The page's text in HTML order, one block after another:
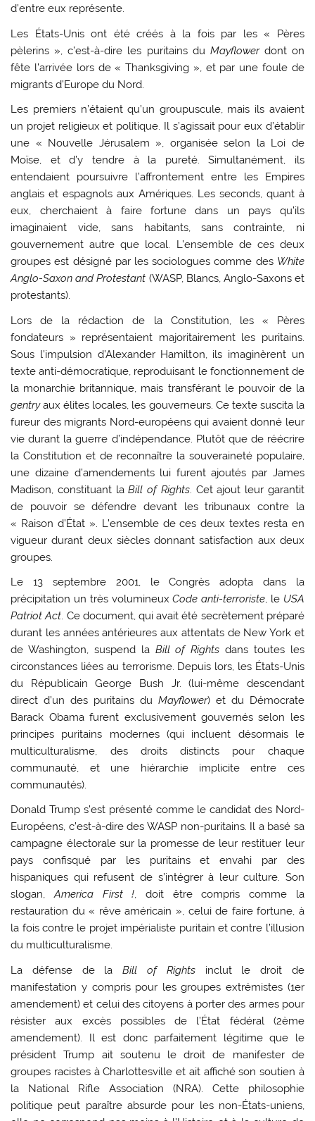
d’entre eux représente.
Les États-Unis ont été créés à la fois par les « Pères
pèlerins », c’est-à-dire les puritains du Mayflowerdont on
fête l’arrivée lors de « Thanksgiving », et par une foule de
migrants d’Europe du Nord.
Les premiers n’étaient qu’un groupuscule, mais ils avaient
un projet religieux et politique. Il s’agissait pour eux d’établir
une « Nouvelle Jérusalem », organisée selon la Loi de
Moïse, et d’y tendre à la pureté. Simultanément, ils
entendaient poursuivre l’affrontement entre les Empires
anglais et espagnols aux Amériques. Les seconds, quant à
eux, cherchaient à faire fortune dans un pays qu’ils
imaginaient vide, sans habitants, sans contrainte, ni
gouvernement autre que local. L’ensemble de ces deux
groupes est désigné par les sociologues comme des White
Anglo-Saxon and Protestant (WASP, Blancs, Anglo-Saxons et
protestants).
Lors de la rédaction de la Constitution, les « Pères
fondateurs » représentaient majoritairement les puritains.
Sous l’impulsion d’Alexander Hamilton, ils imaginèrent un
texte anti-démocratique, reproduisant le fonctionnement de
la monarchie britannique, mais transférant le pouvoir de la
gentryaux élites locales, les gouverneurs. Ce texte suscita la
fureur des migrants Nord-européens qui avaient donné leur
vie durant la guerre d’indépendance. Plutôt que de réécrire
la Constitution et de reconnaître la souveraineté populaire,
une dizaine d’amendements lui furent ajoutés par James
Madison, constituant laBill of Rights. Cet ajout leur garantit
de pouvoir se défendre devant les tribunaux contre la
« Raison d’État ». L’ensemble de ces deux textes resta en
vigueur durant deux siècles donnant satisfaction aux deux
groupes.
Le 13 septembre 2001, le Congrès adopta dans la
précipitation un très volumineuxCode anti-terroriste, le USA
Patriot Act. Ce document, qui avait été secrètement préparé
durant les années antérieures aux attentats de New York et
de Washington, suspend la Bill of Rights dans toutes les
circonstances liées au terrorisme. Depuis lors, les États-Unis
du Républicain George Bush Jr. (lui-même descendant
direct d’un des puritains du Mayflower) et du Démocrate
Barack Obama furent exclusivement gouvernés selon les
principes puritains modernes (qui incluent désormais le
multiculturalisme, des droits distincts pour chaque
communauté, et une hiérarchie implicite entre ces
communautés).
Donald Trump s’est présenté comme le candidat des Nord-
Européens, c’est-à-dire des WASP non-puritains. Il a basé sa
campagne électorale sur la promesse de leur restituer leur
pays confisqué par les puritains et envahi par des
hispaniques qui refusent de s’intégrer à leur culture. Son
slogan,America First !, doit être compris comme la
restauration du « rêve américain », celui de faire fortune, à
la fois contre le projet impérialiste puritain et contre l’illusion
du multiculturalisme.
La défense de laBill of Rightsinclut le droit de
manifestation y compris pour les groupes extrémistes (1er
amendement) et celui des citoyens à porter des armes pour
résister aux excès possibles de l’État fédéral (2ème
amendement). Il est donc parfaitement légitime que le
président Trump ait soutenu le droit de manifester de
groupes racistes à Charlottesville et ait affiché son soutien à
la National Rifle Association (NRA). Cette philosophie
politique peut paraître absurde pour les non-États-uniens,